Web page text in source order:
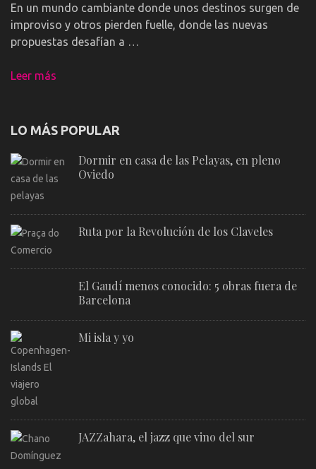
En un mundo cambiante donde unos destinos surgen de
improviso y otros pierden fuelle, donde las nuevas
propuestas desafían a …
Leer más
LO MÁS POPULAR
Dormir en casa de las Pelayas, en pleno
Oviedo
Ruta por la Revolución de los Claveles
El Gaudí menos conocido: 5 obras fuera de
Barcelona
Mi isla y yo
JAZZahara, el jazz que vino del sur